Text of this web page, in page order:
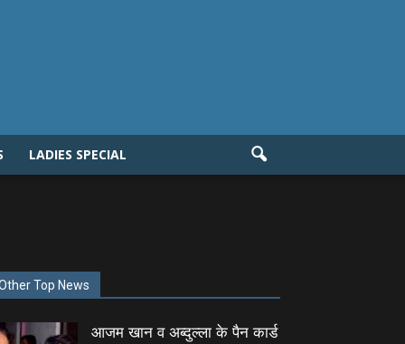
LADIES SPECIAL
Top News
आजम खान व अब्दुल्ला के पैन कार्ड